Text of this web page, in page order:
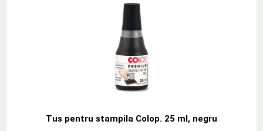
Tus pentru stampila Colop. 25 ml, negru